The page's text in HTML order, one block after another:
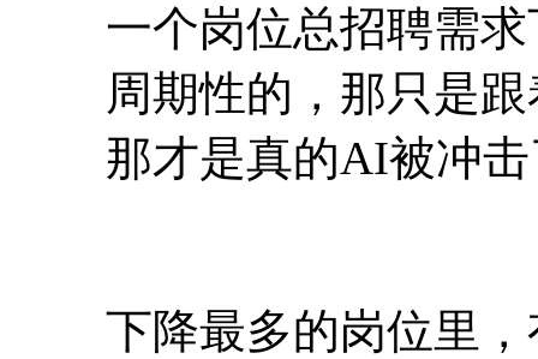
一个岗位总招聘需
周期性的，那只是
那才是真的AI被冲
下降最多的岗位里